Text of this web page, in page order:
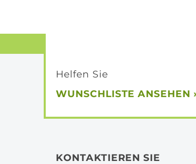
Helfen Sie
WUNSCHLISTEANSEHEN
KONTAKTIEREN SIE